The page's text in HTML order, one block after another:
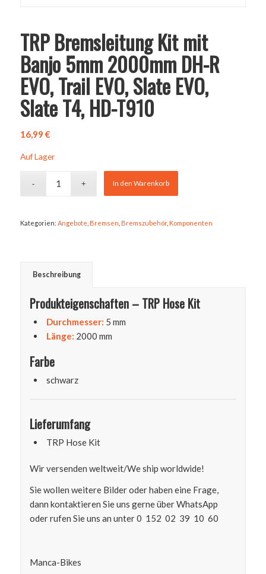
TRP Bremsleitung Kit mit
Banjo 5mm 2000mm DH-R
EVO, Trail EVO, Slate EVO,
Slate T4, HD-T910
16,99 €
Auf Lager
In den Warenkorb
Kategorien: Angebote Bremsen Bremszubehör, Komponenten
Beschreibung
Produkteigenschaften – TRP Hose Kit
Durchmesser: 5 mm
Länge: 2000 mm
Farbe
schwarz
Lieferumfang
TRP Hose Kit
Wir versenden weltweit/We ship worldwide!
Sie wollen weitere Bilder oder haben eine Frage,
dann kontaktieren Sie uns gerne über WhatsApp
oder rufen Sie uns an unter 0 152 02 39 10 60
Manca-Bikes